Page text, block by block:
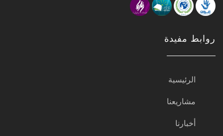
روابط مفيدة
الرئيسية
مشاريعنا
أخبارنا